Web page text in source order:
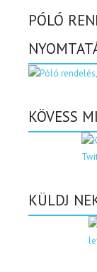
PÓLÓ
KÖVESS
KÜLDJ